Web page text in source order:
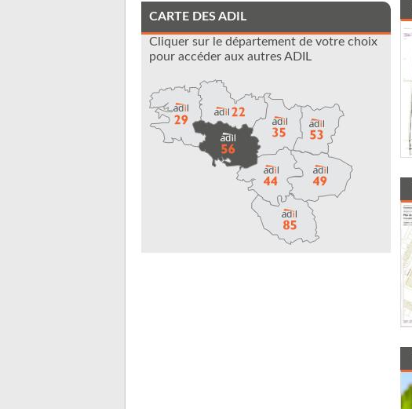
CARTE DES ADIL
Cliquer sur le département de votre choix
pour accéder aux autres ADIL